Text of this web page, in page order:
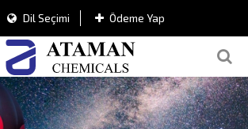
Dil Seçimi Ödeme Yap